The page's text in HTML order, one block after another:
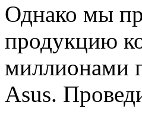
Однако мы
продукцию
миллионами
Asus.